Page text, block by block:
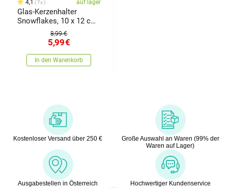
4,1 7x auf lager
Glas-Kerzenhalter
Snowflakes, 10 x 12 cm,
8,99 €
5,99€
In den Warenkorb
Kostenloser Versand über 250 €
Große Auswahl an Waren (99% der
Waren auf Lager)
Ausgabestellen in Österreich Hochwertiger Kundenservice